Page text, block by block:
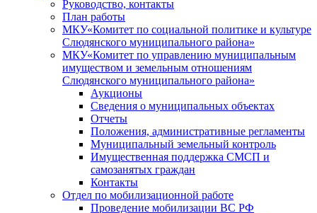
Руководство, контакты
План работы
МКУ«Комитет по социальной политике и культуре
Слюдянского муниципального района»
МКУ«Комитет по управлению муниципальным
имуществом и земельным отношениям
Слюдянского муниципального района»
Аукционы
Сведения о муниципальных объектах
Отчеты
Положения, административные регламенты
Муниципальный земельный контроль
Имущественная поддержка СМСП и
самозанятых граждан
Контакты
Отдел по мобилизационной работе
Проведение мобилизации ВС РФ